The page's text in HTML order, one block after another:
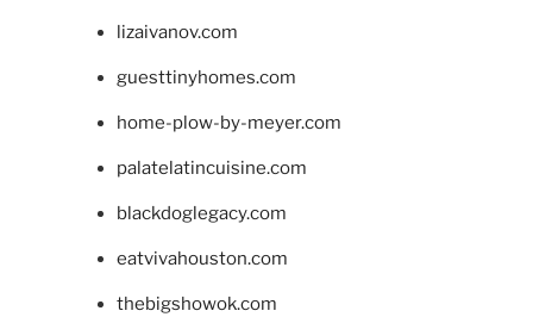
lizaivanov.com
guesttinyhomes.com
home-plow-by-meyer.com
palatelatincuisine.com
blackdoglegacy.com
eatvivahouston.com
thebigshowok.com